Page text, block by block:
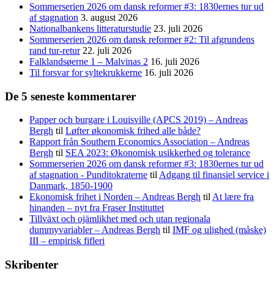
Sommerserien 2026 om dansk reformer #3: 1830ernes tur ud
af stagnation 3. august 2026
Nationalbankens litteraturstudie 23. juli 2026
Sommerserien 2026 om dansk reformer #2: Til afgrundens
rand tur-retur 22. juli 2026
Falklandsøerne 1 – Malvinas 2 16. juli 2026
Til forsvar for syltekrukkerne 16. juli 2026
De 5 seneste kommentarer
Papper och burgare i Louisville (APCS 2019) – Andreas
Bergh til Løfter økonomisk frihed alle både?
Rapport från Southern Economics Association – Andreas
Bergh til SEA 2023: Økonomisk usikkerhed og tolerance
Sommerserien 2026 om dansk reformer #3: 1830ernes tur ud
af stagnation - Punditokraterne til Adgang til finansiel service i
Danmark, 1850-1900
Ekonomisk frihet i Norden – Andreas Bergh til At lære fra
hinanden – nyt fra Fraser Instituttet
Tillväxt och ojämlikhet med och utan regionala
dummyvariabler – Andreas Bergh til IMF og ulighed (måske)
III – empirisk fifleri
Skribenter